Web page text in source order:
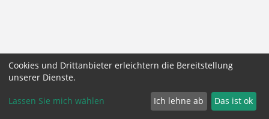
Cookies und Drittanbieter erleichtern die Bereitstellung
unserer Dienste.
Lassen Sie mich wählen Ich lehne ab Das ist ok